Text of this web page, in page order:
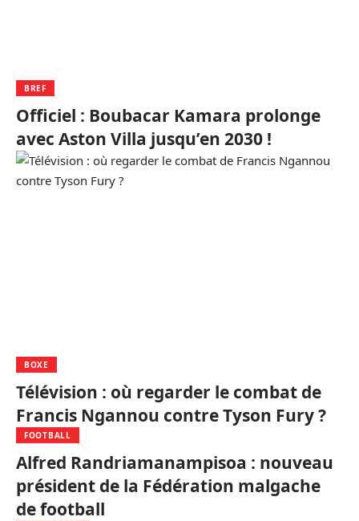
BREF
Officiel : Boubacar Kamara prolonge
avec Aston Villa jusqu’en 2030 !
BOXE
Télévision : où regarder le combat de
Francis Ngannou contre Tyson Fury ?
FOOTBALL
Alfred Randriamanampisoa : nouveau
président de la Fédération malgache
de football